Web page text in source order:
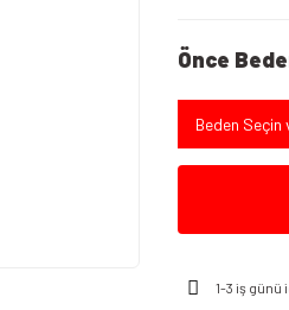
Önce
Beden Seçin
1-3 iş